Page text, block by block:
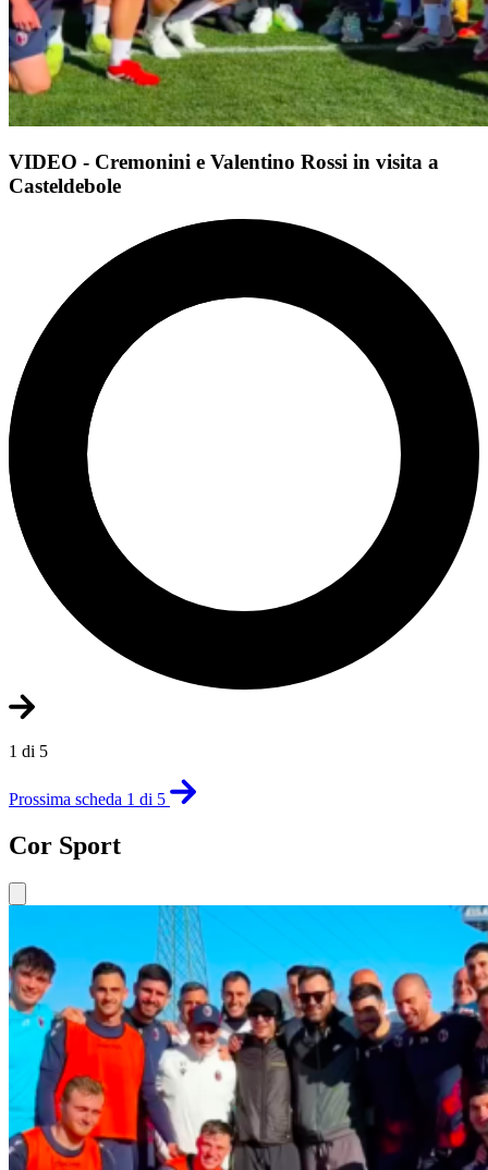
VIDEO - Cremonini e Valentino Rossi in visita a
Casteldebole
1 di 5
Prossima scheda 1 di 5
Cor Sport